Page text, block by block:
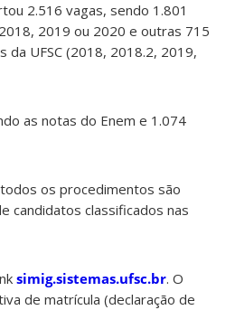
2.516 vagas, sendo 1.801
2019 ou 2020 e outras 715
da UFSC (2018, 2018.2, 2019,
as notas do Enem e 1.074
os procedimentos são
candidatos classificados nas
simig.sistemas.ufsc.br. O
de matrícula (declaração de